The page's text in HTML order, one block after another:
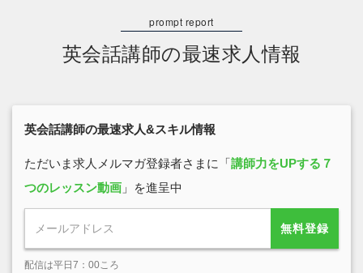
英会話講師の最速求人情報
英会話講師の最速求人&スキル情報
ただいま求人メルマガ登録者さまに「講師力をUPする７
つのレッスン動画 」を進呈中
無料登録
配信は平日7：00ころ